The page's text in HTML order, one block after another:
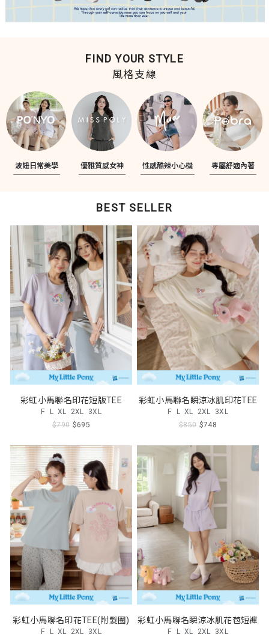
FIND YOUR STYLE
風格支線
波妞日常美學 優雅質感女神 性感酷辣小心機 專屬舒適內著
BEST SELLER
彩虹小馬聯名印花短版TEE
F L XL 2XL 3XL
$790 $695
彩虹小馬聯名瞬涼冰肌印花TEE
F L XL 2XL 3XL
$850 $748
彩虹小馬聯名印花TEE(附髮圈)
F L XL 2XL 3XL
彩虹小馬聯名瞬涼冰肌花苞短褲
F L XL 2XL 3XL